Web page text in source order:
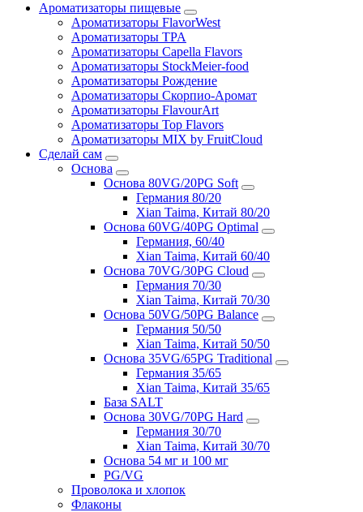
Ароматизаторы пищевые
Ароматизаторы FlavorWest
Ароматизаторы TPA
Ароматизаторы Capella Flavors
Ароматизаторы StockMeier-food
Ароматизаторы Рождение
Ароматизаторы Скорпио-Аромат
Ароматизаторы FlavourArt
Ароматизаторы Top Flavors
Ароматизаторы MIX by FruitCloud
Сделай сам
Основа
Основа 80VG/20PG Soft
Германия 80/20
Xian Taima, Китай 80/20
Основа 60VG/40PG Optimal
Германия, 60/40
Xian Taima, Китай 60/40
Основа 70VG/30PG Cloud
Германия 70/30
Xian Taima, Китай 70/30
Основа 50VG/50PG Balance
Германия 50/50
Xian Taima, Китай 50/50
Основа 35VG/65PG Traditional
Германия 35/65
Xian Taima, Китай 35/65
База SALT
Основа 30VG/70PG Hard
Германия 30/70
Xian Taima, Китай 30/70
Основа 54 мг и 100 мг
PG/VG
Проволока и хлопок
Флаконы